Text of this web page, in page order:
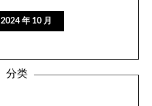
2024 年 10 月
分类